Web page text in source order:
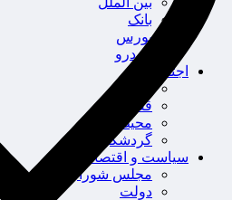
بانک
بورس
خودرو
اجتماعی
سلامت
قضایی
محیط زیست
گردشگری
سیاست و اقتصاد
مجلس شورای اسلامی
دولت